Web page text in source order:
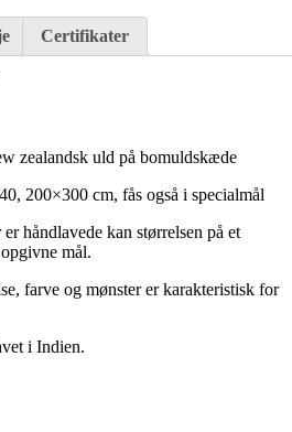
Certifikater
zealandsk uld på bomuldskæde
200×300 cm, fås også i specialmål
håndlavede kan størrelsen på et
mål.
farve og mønster er karakteristisk for
i Indien.